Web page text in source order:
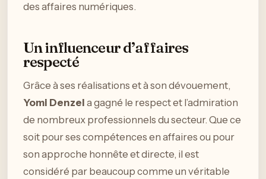
des affaires numériques.
Un influenceur d’affaires
respecté
Grâce à ses réalisations et à son dévouement,
Yomi Denzel a gagné le respect et l’admiration
de nombreux professionnels du secteur. Que ce
soit pour ses compétences en affaires ou pour
son approche honnête et directe, il est
considéré par beaucoup comme un véritable